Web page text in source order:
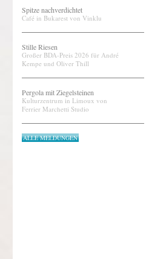
Spitze nachverdichtet
Café in Bukarest von Vinklu
Stille Riesen
Großer BDA-Preis 2026 für André
Kempe und Oliver Thill
Pergola mit Ziegelsteinen
Kulturzentrum in Limoux von
Ferrier Marchetti Studio
ALLE MELDUNGEN